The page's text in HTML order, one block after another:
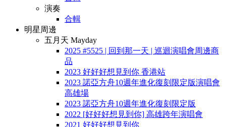
演奏
合輯
明星周邊
五月天 Mayday
2025 #5525 | 回到那一天 | 巡迴演唱會周邊商
品
2023 好好好想見到你 香港站
2023 諾亞方舟10週年進化復刻限定版演唱會
高雄場
2023 諾亞方舟10週年進化復刻限定版
2022 [好好好想見到你] 高雄跨年演唱會
2021 好好好想見到你